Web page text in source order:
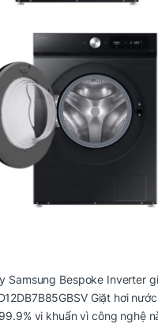
Samsung Bespoke Inverter
Giặt hơi
vi khuẩn vì công nghệ